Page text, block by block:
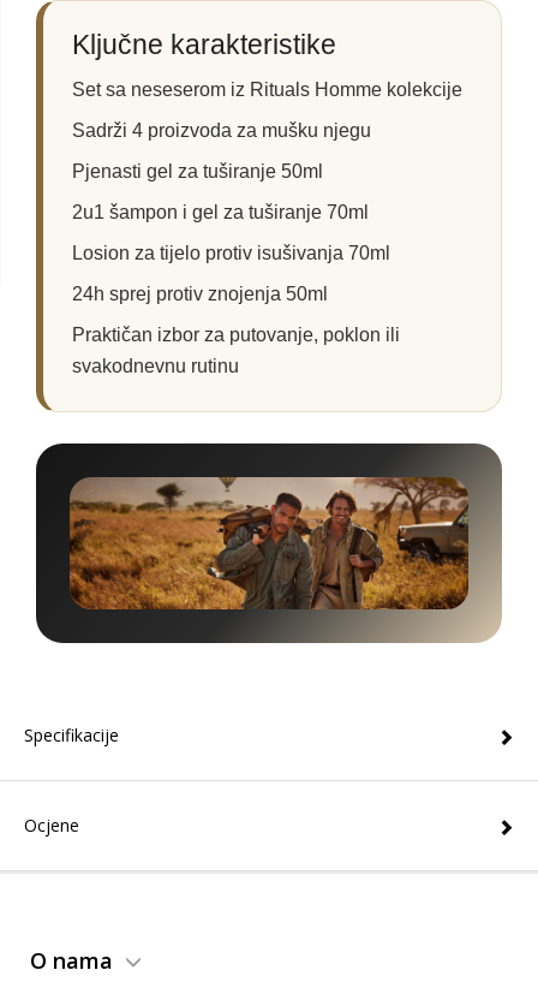
Ključne karakteristike
Set sa neseserom iz Rituals Homme kolekcije
Sadrži 4 proizvoda za mušku njegu
Pjenasti gel za tuširanje 50ml
2u1 šampon i gel za tuširanje 70ml
Losion za tijelo protiv isušivanja 70ml
24h sprej protiv znojenja 50ml
Praktičan izbor za putovanje, poklon ili
svakodnevnu rutinu
Specifikacije
Ocjene
O nama